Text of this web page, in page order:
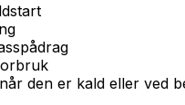
den er kald eller ved